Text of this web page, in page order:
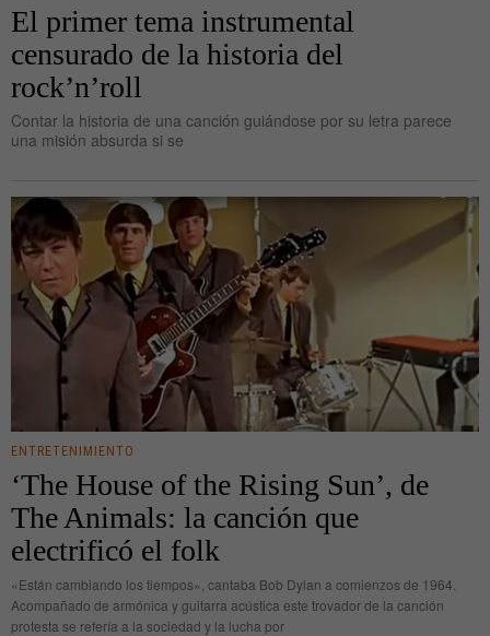
El primer tema instrumental
censurado de la historia del
rock’n’roll
Contar la historia de una canción guiándose por su letra parece
una misión absurda si se
ENTRETENIMIENTO
‘The House of the Rising Sun’, de
The Animals: la canción que
electrificó el folk
«Están cambiando los tiempos», cantaba Bob Dylan a comienzos de 1964.
Acompañado de armónica y guitarra acústica este trovador de la canción
protesta se refería a la sociedad y la lucha por